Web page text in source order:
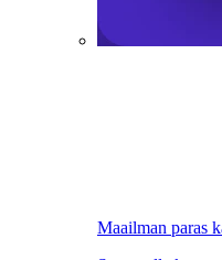
Maailman paras